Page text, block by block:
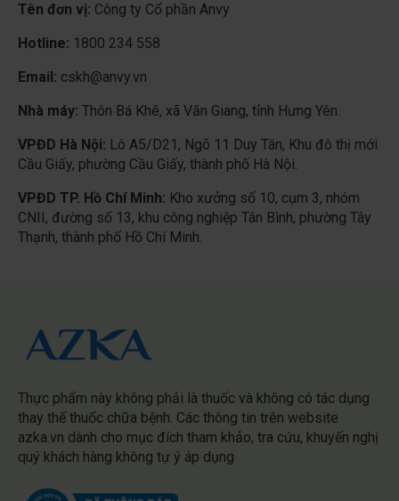
Tên đơn vị: Công ty Cổ phần Anvy
Hotline: 1800 234 558
Email: cskh@anvy.vn
Nhà máy: Thôn Bá Khê, xã Văn Giang, tỉnh Hưng Yên.
VPĐD Hà Nội: Lô A5/D21, Ngõ 11 Duy Tân, Khu đô thị mới
Cầu Giấy, phường Cầu Giấy, thành phố Hà Nội.
VPĐD TP. Hồ Chí Minh: Kho xưởng số 10, cụm 3, nhóm
CNII, đường số 13, khu công nghiệp Tân Bình, phường Tây
Thạnh, thành phố Hồ Chí Minh.
Thực phẩm này không phải là thuốc và không có tác dụng
thay thế thuốc chữa bệnh. Các thông tin trên website
azka.vn dành cho mục đích tham khảo, tra cứu, khuyến nghị
quý khách hàng không tự ý áp dụng